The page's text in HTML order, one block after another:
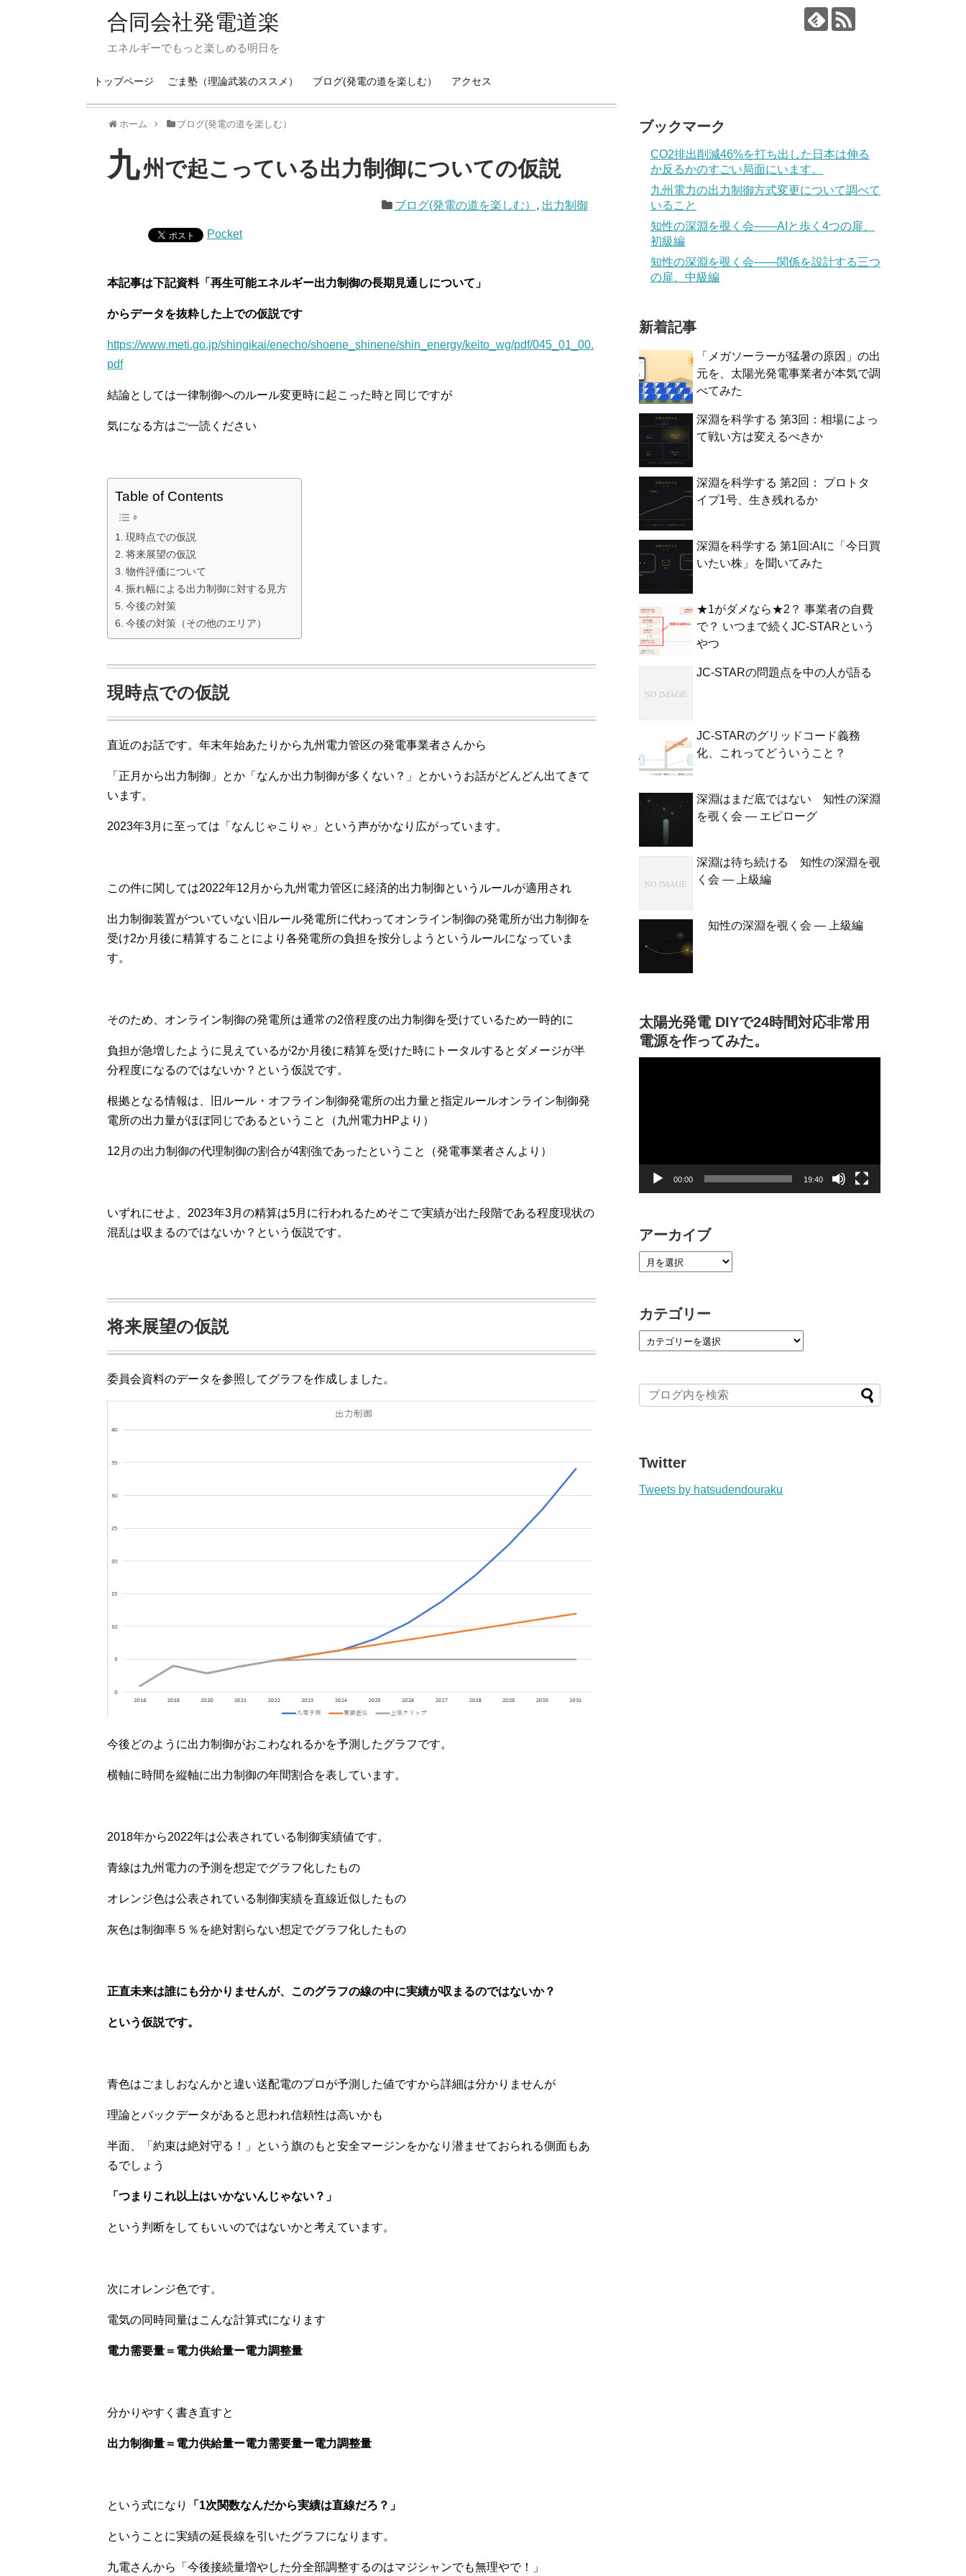
合同会社発電道楽
エネルギーでもっと楽しめる明日を
トップページ ごま塾（理論武装のススメ） ブログ(発電の道を楽しむ） アクセス
ホーム ブログ(発電の道を楽しむ）
九州で起こっている出力制御についての仮説
ブログ(発電の道を楽しむ） , 出力制御
Pocket
本記事は下記資料「再生可能エネルギー出力制御の長期見通しについて」
からデータを抜粋した上での仮説です
https://www.meti.go.jp/shingikai/enecho/shoene_shinene/shin_energy/keito_wg/pdf/045_01_00.
pdf
結論としては一律制御へのルール変更時に起こった時と同じですが
気になる方はご一読ください
Table of Contents
現時点での仮説
将来展望の仮説
物件評価について
振れ幅による出力制御に対する見方
今後の対策
今後の対策（その他のエリア）
現時点での仮説
直近のお話です。年末年始あたりから九州電力管区の発電事業者さんから
「正月から出力制御」とか「なんか出力制御が多くない？」とかいうお話がどんどん出てきて
います。
2023年3月に至っては「なんじゃこりゃ」という声がかなり広がっています。
この件に関しては2022年12月から九州電力管区に経済的出力制御というルールが適用され
出力制御装置がついていない旧ルール発電所に代わってオンライン制御の発電所が出力制御を
受け2か月後に精算することにより各発電所の負担を按分しようというルールになっていま
す。
そのため、オンライン制御の発電所は通常の2倍程度の出力制御を受けているため一時的に
負担が急増したように見えているが2か月後に精算を受けた時にトータルするとダメージが半
分程度になるのではないか？という仮説です。
根拠となる情報は、旧ルール・オフライン制御発電所の出力量と指定ルールオンライン制御発
電所の出力量がほぼ同じであるということ（九州電力HPより）
12月の出力制御の代理制御の割合が4割強であったということ（発電事業者さんより）
いずれにせよ、2023年3月の精算は5月に行われるためそこで実績が出た段階である程度現状の
混乱は収まるのではないか？という仮説です。
将来展望の仮説
委員会資料のデータを参照してグラフを作成しました。
今後どのように出力制御がおこわなれるかを予測したグラフです。
横軸に時間を縦軸に出力制御の年間割合を表しています。
2018年から2022年は公表されている制御実績値です。
青線は九州電力の予測を想定でグラフ化したもの
オレンジ色は公表されている制御実績を直線近似したもの
灰色は制御率５％を絶対割らない想定でグラフ化したもの
正直未来は誰にも分かりませんが、このグラフの線の中に実績が収まるのではないか？
という仮説です。
青色はごましおなんかと違い送配電のプロが予測した値ですから詳細は分かりませんが
理論とバックデータがあると思われ信頼性は高いかも
半面、「約束は絶対守る！」という旗のもと安全マージンをかなり潜ませておられる側面もあ
るでしょう
「つまりこれ以上はいかないんじゃない？」
という判断をしてもいいのではないかと考えています。
次にオレンジ色です。
電気の同時同量はこんな計算式になります
電力需要量＝電力供給量ー電力調整量
分かりやすく書き直すと
出力制御量＝電力供給量ー電力需要量ー電力調整量
という式になり 「1次関数なんだから実績は直線だろ？」
ということに実績の延長線を引いたグラフになります。
九電さんから「今後接続量増やした分全部調整するのはマジシャンでも無理やで！」
ブックマーク
CO2排出削減46%を打ち出した日本は伸る
か反るかのすごい局面にいます。
九州電力の出力制御方式変更について調べて
いること
知性の深淵を覗く会——AIと歩く4つの扉、
初級編
知性の深淵を覗く会——関係を設計する三つ
の扉、中級編
新着記事
「メガソーラーが猛暑の原因」の出
元を、太陽光発電事業者が本気で調
べてみた
深淵を科学する 第3回：相場によっ
て戦い方は変えるべきか
深淵を科学する 第2回： プロトタ
イプ1号、生き残れるか
深淵を科学する 第1回:AIに「今日買
いたい株」を聞いてみた
★1がダメなら★2？ 事業者の自費
で？ いつまで続くJC-STARという
やつ
JC-STARの問題点を中の人が語る
JC-STARのグリッドコード義務
化、これってどういうこと？
深淵はまだ底ではない 知性の深淵
を覗く会 — エピローグ
深淵は待ち続ける 知性の深淵を覗
く会 — 上級編
知性の深淵を覗く会 — 上級編
太陽光発電 DIYで24時間対応非常用
電源を作ってみた。
00:00 19:40
アーカイブ
カテゴリー
Twitter
Tweets by hatsudendouraku